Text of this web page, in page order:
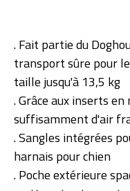
. Fait partie du
transport sûre pour
taille jusqu'à 13,5 kg
. Grâce aux inserts
suffisamment d'air
. Sangles intégrées
harnais pour chien
. Poche extérieure